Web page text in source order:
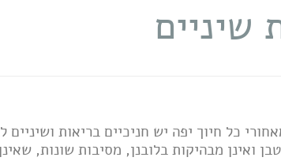
שיניים
כל חיוך יפה יש חניכיים בריאות ושיניים
ואינן מבהיקות בלובנן, מסיבות שונות,